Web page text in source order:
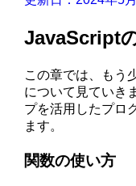
JavaScript
この章では、もう
について見ていき
プを活用したプロ
ます。
関数の使い方